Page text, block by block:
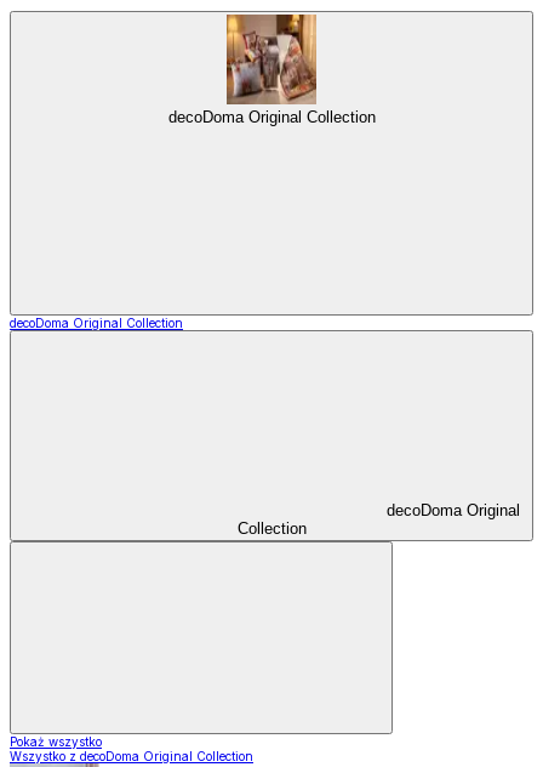
decoDoma Original Collection
decoDoma Original Collection
decoDoma Original
Collection
Pokaż wszystko
Wszystko z decoDoma Original Collection